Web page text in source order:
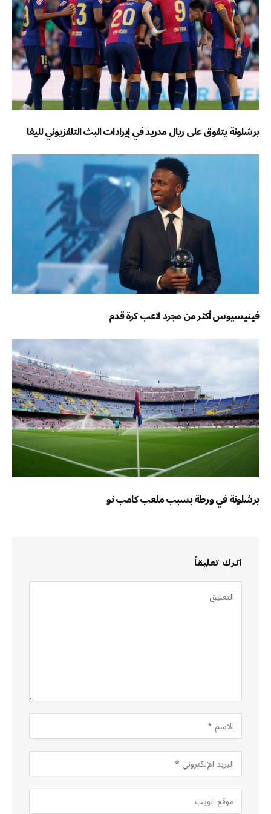
برشلونة يتفوق على ريال مدريد في إيرادات البث التلفزيوني لليغا
فينيسيوس أكثر من مجرد لاعب كرة قدم
برشلونة في ورطة بسبب ملعب كامب نو
اترك تعليقاً